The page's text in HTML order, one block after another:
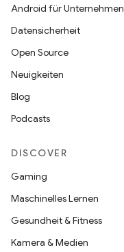
Android für Unternehmen
Datensicherheit
Open Source
Neuigkeiten
Blog
Podcasts
DISCOVER
Gaming
Maschinelles Lernen
Gesundheit & Fitness
Kamera & Medien